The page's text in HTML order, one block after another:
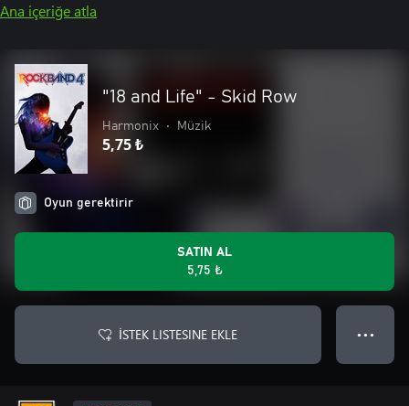
Ana içeriğe atla
"18 and Life" - Skid Row
Harmonix • Müzik
5,75 ₺
Oyun gerektirir
SATIN AL
5,75 ₺
İSTEK LISTESINE EKLE ● ● ●